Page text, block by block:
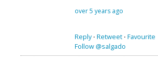
over 5 years ago
Reply⋅ Retweet ⋅ Favourite
Follow @salgado